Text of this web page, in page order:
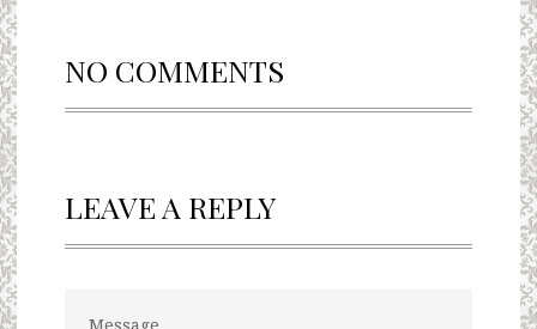
NO COMMENTS
LEAVE A REPLY